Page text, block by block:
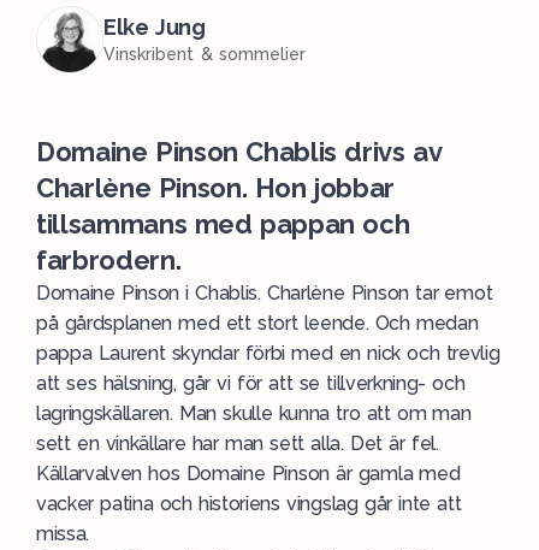
Elke Jung
Vinskribent & sommelier
Domaine Pinson Chablis drivs av
Charlène Pinson. Hon jobbar
tillsammans med pappan och
farbrodern.
Domaine Pinson i Chablis. Charlène Pinson tar emot
på gårdsplanen med ett stort leende. Och medan
pappa Laurent skyndar förbi med en nick och trevlig
att ses hälsning, går vi för att se tillverkning- och
lagringskällaren. Man skulle kunna tro att om man
sett en vinkällare har man sett alla. Det är fel.
Källarvalven hos Domaine Pinson är gamla med
vacker patina och historiens vingslag går inte att
missa.